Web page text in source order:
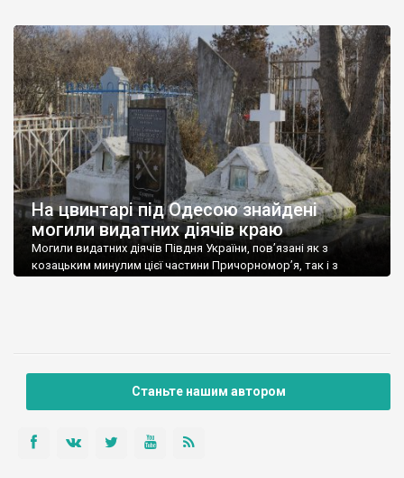
На цвинтарі під Одесою знайдені
могили видатних діячів краю
Могили видатних діячів Півдня України, пов’язані як з
козацьким минулим цієї частини Причорномор’я, так і з
Запорізької Січі Антона Степановича Крижанівського
Станьте нашим автором